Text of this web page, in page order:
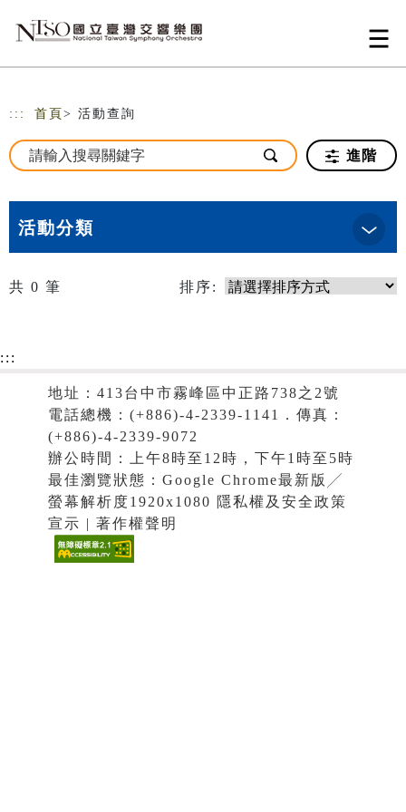
::: 首頁 > 活動查詢
進階
活動分類
共 0 筆 排序:
:::
地址：413台中市霧峰區中正路738之2號
電話總機：(+886)-4-2339-1141．傳真：
(+886)-4-2339-9072
辦公時間：上午8時至12時，下午1時至5時
最佳瀏覽狀態：Google Chrome最新版╱
螢幕解析度1920x1080 隱私權及安全政策
宣示 | 著作權聲明